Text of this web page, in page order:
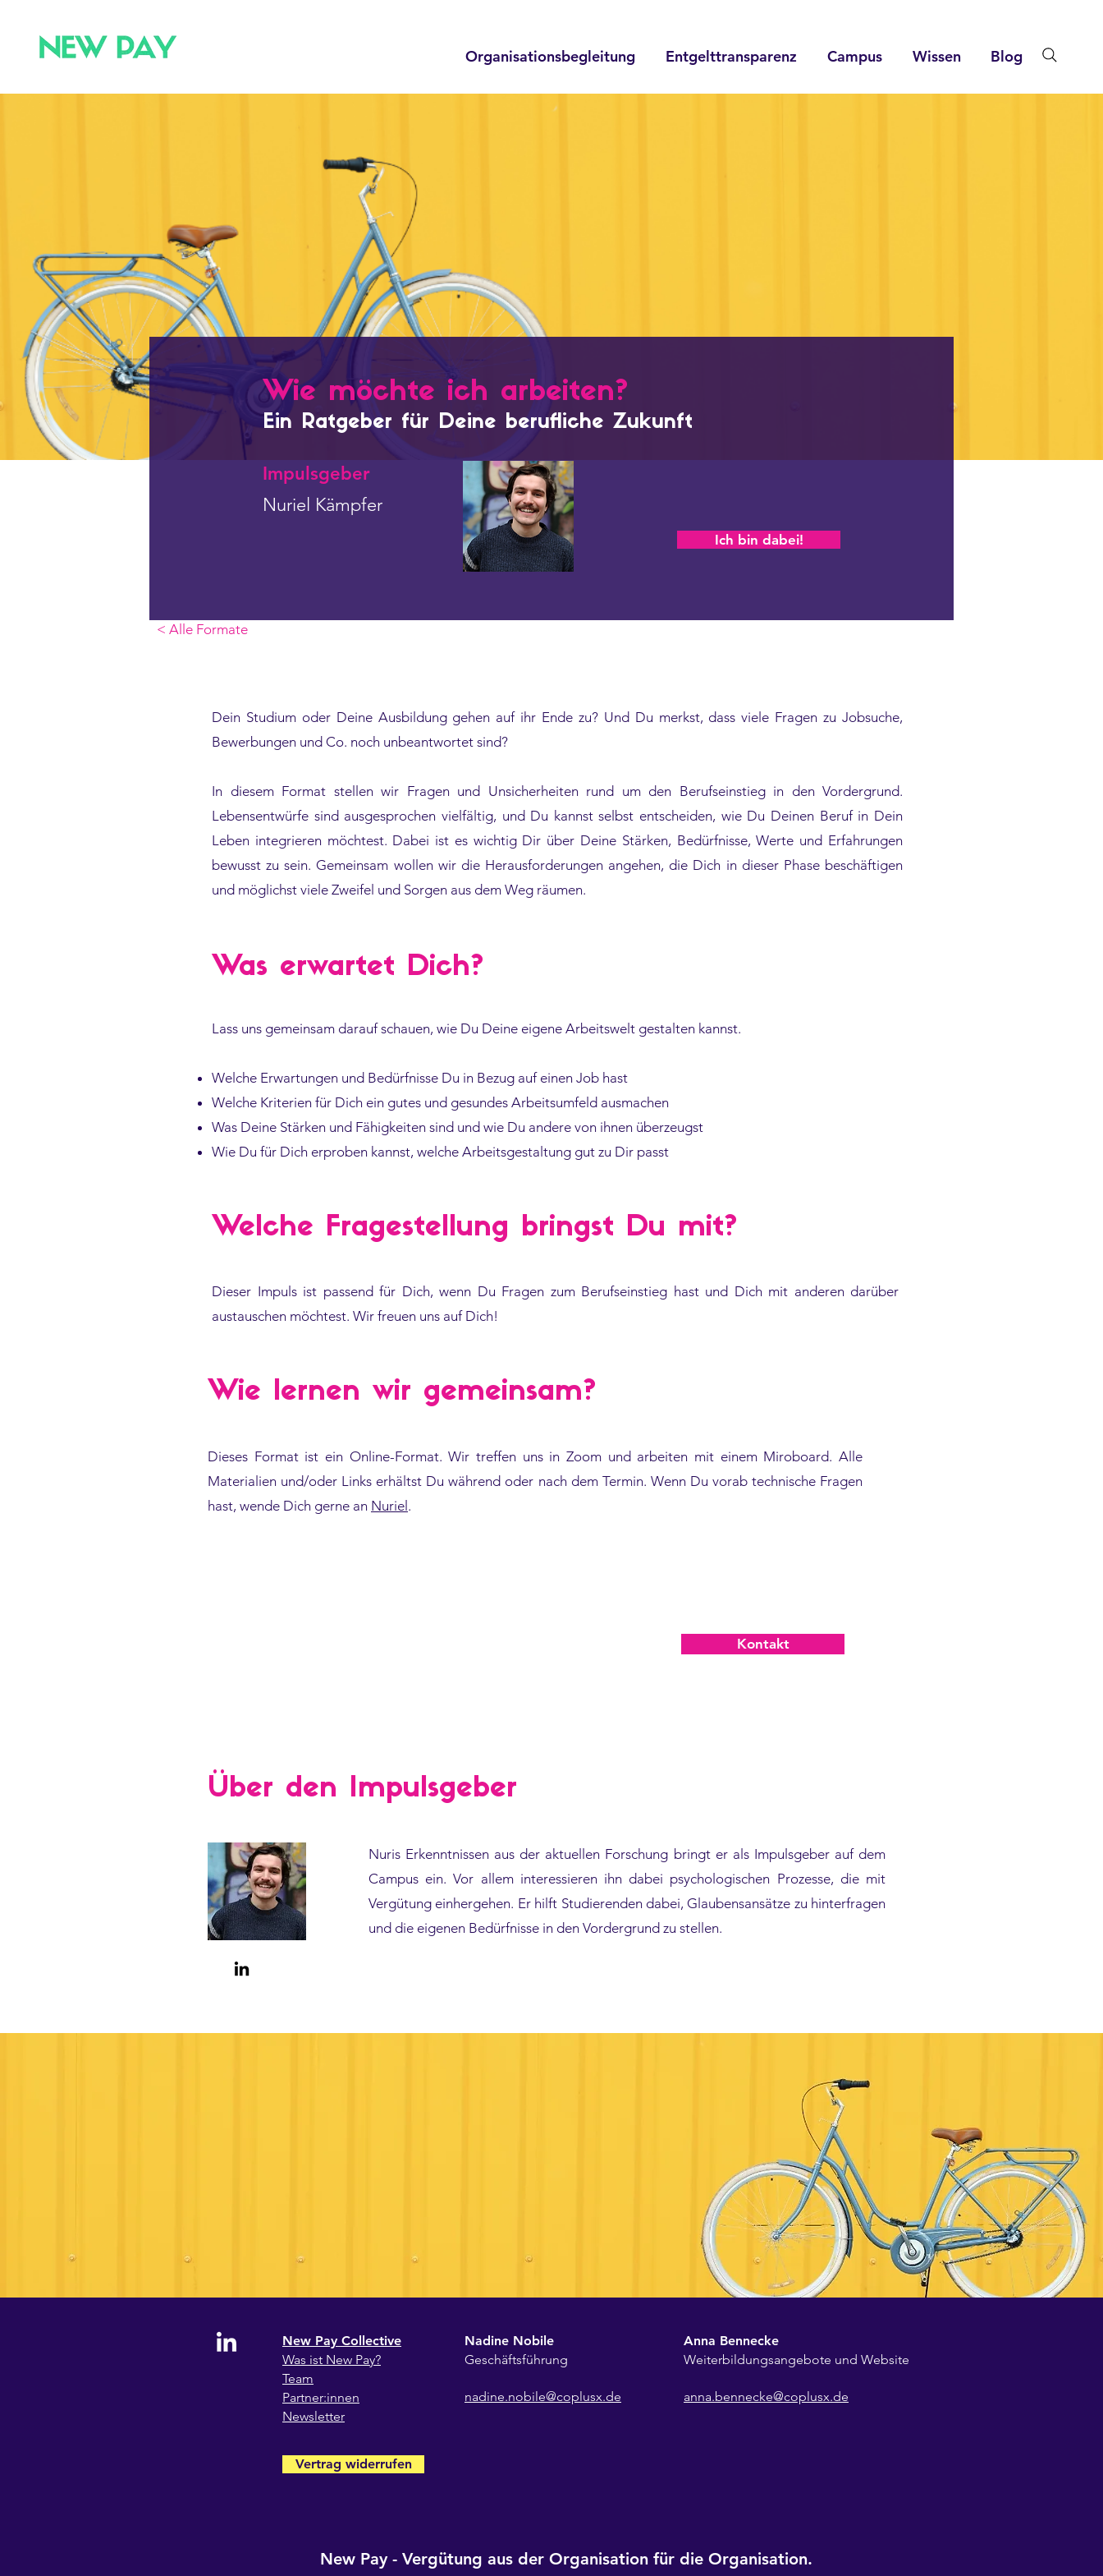
Organisationsbegleitung Entgelttransparenz Campus Wissen Blog
Wie möchte ich arbeiten?
Ein Ratgeber für Deine berufliche Zukunft
Impulsgeber
Nuriel Kämpfer
Ich bin dabei!
< Alle Formate
Dein Studium oder Deine Ausbildung gehen auf ihr Ende zu? Und Du merkst, dass viele Fragen zu Jobsuche,
Bewerbungen und Co. noch unbeantwortet sind?
In diesem Format stellen wir Fragen und Unsicherheiten rund um den Berufseinstieg in den Vordergrund.
Lebensentwürfe sind ausgesprochen vielfältig, und Du kannst selbst entscheiden, wie Du Deinen Beruf in Dein
Leben integrieren möchtest. Dabei ist es wichtig Dir über Deine Stärken, Bedürfnisse, Werte und Erfahrungen
bewusst zu sein. Gemeinsam wollen wir die Herausforderungen angehen, die Dich in dieser Phase beschäftigen
und möglichst viele Zweifel und Sorgen aus dem Weg räumen.
Was erwartet Dich?
Lass uns gemeinsam darauf schauen, wie Du Deine eigene Arbeitswelt gestalten kannst.
Welche Erwartungen und Bedürfnisse Du in Bezug auf einen Job hast
Welche Kriterien für Dich ein gutes und gesundes Arbeitsumfeld ausmachen
Was Deine Stärken und Fähigkeiten sind und wie Du andere von ihnen überzeugst
Wie Du für Dich erproben kannst, welche Arbeitsgestaltung gut zu Dir passt
Welche Fragestellung bringst Du mit?
Dieser Impuls ist passend für Dich, wenn Du Fragen zum Berufseinstieg hast und Dich mit anderen darüber
austauschen möchtest. Wir freuen uns auf Dich!
Wie lernen wir gemeinsam?
Dieses Format ist ein Online-Format. Wir treffen uns in Zoom und arbeiten mit einem Miroboard. Alle
Materialien und/oder Links erhältst Du während oder nach dem Termin. Wenn Du vorab technische Fragen
hast, wende Dich gerne an Nuriel .
Kontakt
Über den Impulsgeber
Nuris Erkenntnissen aus der aktuellen Forschung bringt er als Impulsgeber auf dem
Campus ein. Vor allem interessieren ihn dabei psychologischen Prozesse, die mit
Vergütung einhergehen. Er hilft Studierenden dabei, Glaubensansätze zu hinterfragen
und die eigenen Bedürfnisse in den Vordergrund zu stellen.
New Pay Collective
Was ist New Pay?
Team
Partner:innen
Newsletter
Nadine Nobile
Geschäftsführung
nadine.nobile@coplusx.de
Anna Bennecke
Weiterbildungsangebote und Website
anna.bennecke@coplusx.de
Vertrag widerrufen
New Pay - Vergütung aus der Organisation für die Organisation.